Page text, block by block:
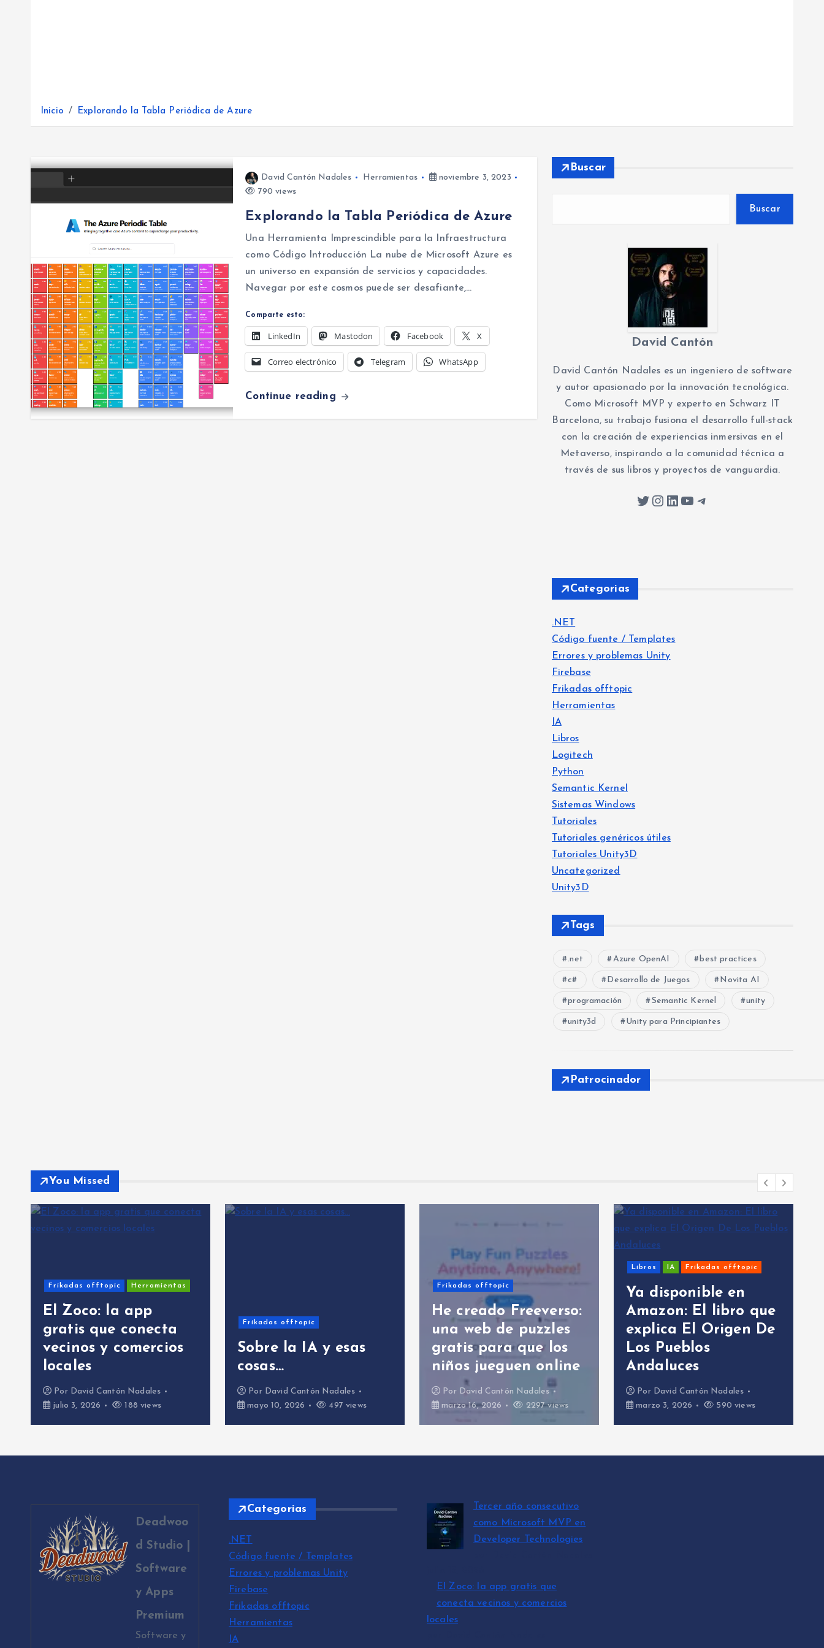
Inicio Explorando la Tabla Periódica de Azure
David Cantón Nadales Herramientas
noviembre 3, 2023
790 views
Explorando la Tabla Periódica de Azure
Una Herramienta Imprescindible para la Infraestructura
como Código Introducción La nube de Microsoft Azure es
un universo en expansión de servicios y capacidades.
Navegar por este cosmos puede ser desafiante,…
Comparte esto:
LinkedIn Mastodon Facebook X
Correo electrónico Telegram WhatsApp
Continue reading
Buscar
Buscar
David Cantón
David Cantón Nadales es un ingeniero de software
y autor apasionado por la innovación tecnológica.
Como Microsoft MVP y experto en Schwarz IT
Barcelona, su trabajo fusiona el desarrollo full-stack
con la creación de experiencias inmersivas en el
Metaverso, inspirando a la comunidad técnica a
través de sus libros y proyectos de vanguardia.
Twitter Instagram LinkedIn YouTube Telegram
Categorias
.NET
Código fuente / Templates
Errores y problemas Unity
Firebase
Frikadas offtopic
Herramientas
IA
Libros
Logitech
Python
Semantic Kernel
Sistemas Windows
Tutoriales
Tutoriales genéricos útiles
Tutoriales Unity3D
Uncategorized
Unity3D
Tags
.net Azure OpenAI best practices
c# Desarrollo de Juegos Novita AI
programación Semantic Kernel unity
unity3d Unity para Principiantes
Patrocinador
You Missed
Frikadas offtopic Herramientas
El Zoco: la app
gratis que conecta
vecinos y comercios
locales
Por David Cantón Nadales
julio 3, 2026
188 views
Frikadas offtopic
Sobre la IA y esas
cosas…
Por David Cantón Nadales
mayo 10, 2026
497 views
Frikadas offtopic
He creado Freeverso:
una web de puzzles
gratis para que los
niños jueguen online
Por David Cantón Nadales
marzo 16, 2026
2297 views
Libros IA Frikadas offtopic
Ya disponible en
Amazon: El libro que
explica El Origen De
Los Pueblos
Andaluces
Por David Cantón Nadales
marzo 3, 2026
590 views
Deadwoo
d Studio |
Software
y Apps
Premium
Software y
Categorias
.NET
Código fuente / Templates
Errores y problemas Unity
Firebase
Frikadas offtopic
Herramientas
IA
Tercer año consecutivo
como Microsoft MVP en
Developer Technologies
El Zoco: la app gratis que
conecta vecinos y comercios
locales